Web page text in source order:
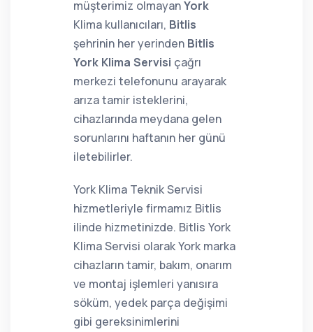
müşterimiz olmayanYork
Klima kullanıcıları, Bitlis
şehrinin her yerinden Bitlis
York Klima Servisi çağrı
merkezi telefonunu arayarak
arıza tamir isteklerini,
cihazlarında meydana gelen
sorunlarını haftanın her günü
iletebilirler.
York Klima Teknik Servisi
hizmetleriyle firmamız Bitlis
ilinde hizmetinizde. Bitlis York
Klima Servisi olarak York marka
cihazların tamir, bakım, onarım
ve montaj işlemleri yanısıra
söküm, yedek parça değişimi
gibi gereksinimlerini